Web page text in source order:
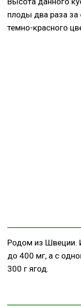
плоды два раза за
темно-красного
Родом из Швеции.
до 400 мг, а с
300 г ягод.